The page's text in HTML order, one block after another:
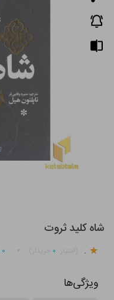
شاه کلید ثروت
. ۰ ۰
ویژگی‌ها